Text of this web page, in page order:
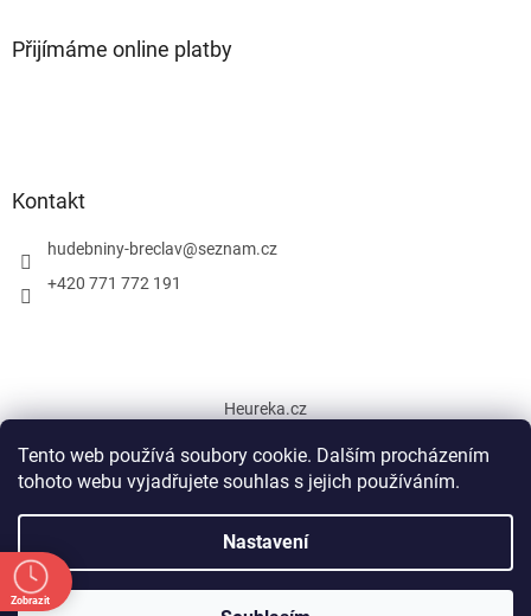
Tento web používá soubory cookie. Dalším procházením
tohoto webu vyjadřujete souhlas s jejich používáním.
Nastavení
Přijímáme online platby
Kontakt
hudebniny-breclav@seznam.cz
+420 771 772 191
Heureka.cz
Copyright 2026
Zobrazit